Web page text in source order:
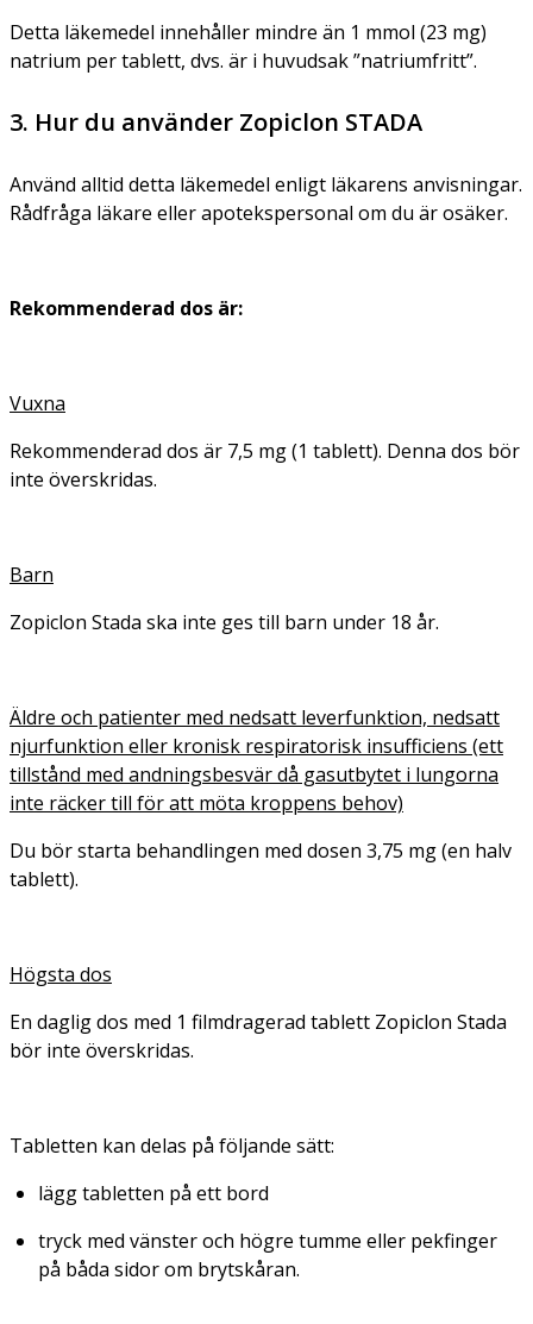
Detta läkemedel innehåller mindre än 1 mmol (23 mg)
natrium per tablett, dvs. är i huvudsak ”natriumfritt”.
3. Hur du använder Zopiclon STADA
Använd alltid detta läkemedel enligt läkarens anvisningar.
Rådfråga läkare eller apotekspersonal om du är osäker.
Rekommenderad dos är:
Vuxna
Rekommenderad dos är 7,5 mg (1 tablett). Denna dos bör
inte överskridas.
Barn
Zopiclon Stada ska inte ges till barn under 18 år.
Äldre och patienter med nedsatt leverfunktion, nedsatt
njurfunktion eller kronisk respiratorisk insufficiens (ett
tillstånd med andningsbesvär då gasutbytet i lungorna
inte räcker till för att möta kroppens behov)
Du bör starta behandlingen med dosen 3,75 mg (en halv
tablett).
Högsta dos
En daglig dos med 1 filmdragerad tablett Zopiclon Stada
bör inte överskridas.
Tabletten kan delas på följande sätt:
lägg tabletten på ett bord
tryck med vänster och högre tumme eller pekfinger
på båda sidor om brytskåran.